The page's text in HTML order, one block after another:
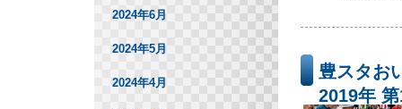
豊スタお
2019年
2024年6月
2024年5月
2024年4月